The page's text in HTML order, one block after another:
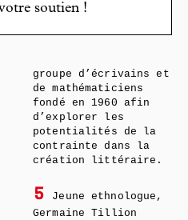
soutien !
groupe d’écrivains et
de mathématiciens
fondé en 1960 afin
d’explorer les
potentialités de la
contrainte dans la
création littéraire.
5
Jeune ethnologue,
Germaine Tillion